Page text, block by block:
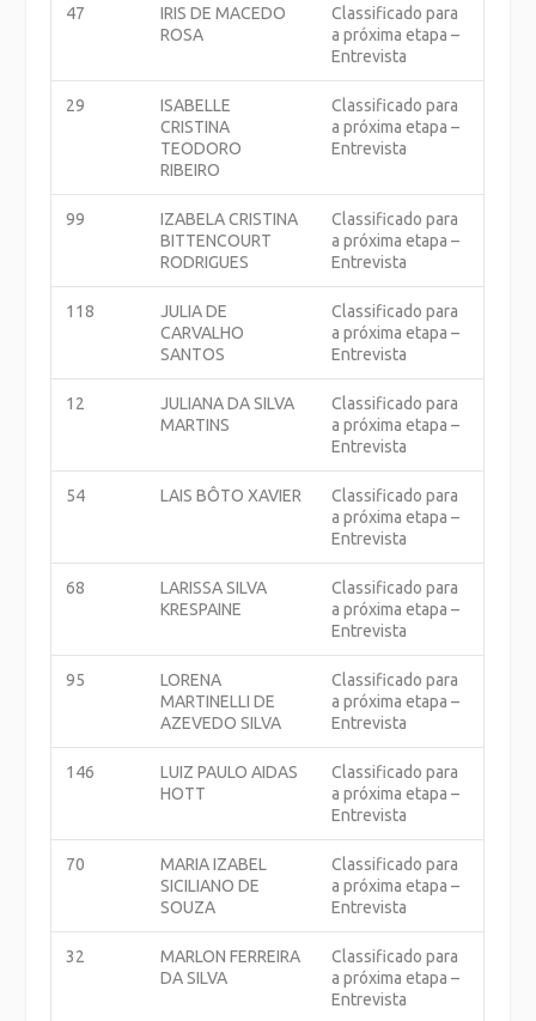
47
IRIS DE MACEDO
ROSA
Classificado para
a próxima etapa –
Entrevista
29
ISABELLE
CRISTINA
TEODORO
RIBEIRO
Classificado para
a próxima etapa –
Entrevista
99
IZABELA CRISTINA
BITTENCOURT
RODRIGUES
Classificado para
a próxima etapa –
Entrevista
118
JULIA DE
CARVALHO
SANTOS
Classificado para
a próxima etapa –
Entrevista
12
JULIANA DA SILVA
MARTINS
Classificado para
a próxima etapa –
Entrevista
54 LAIS BÔTO XAVIER
Classificado para
a próxima etapa –
Entrevista
68
LARISSA SILVA
KRESPAINE
Classificado para
a próxima etapa –
Entrevista
95
LORENA
MARTINELLI DE
AZEVEDO SILVA
Classificado para
a próxima etapa –
Entrevista
146
LUIZ PAULO AIDAS
HOTT
Classificado para
a próxima etapa –
Entrevista
70
MARIA IZABEL
SICILIANO DE
SOUZA
Classificado para
a próxima etapa –
Entrevista
32
MARLON FERREIRA
DA SILVA
Classificado para
a próxima etapa –
Entrevista